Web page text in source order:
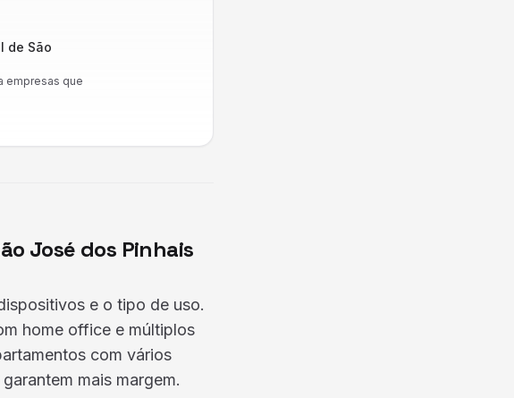
de São
empresas que
José dos Pinhais
e o tipo de uso.
home office e múltiplos
com vários
garantem mais margem.